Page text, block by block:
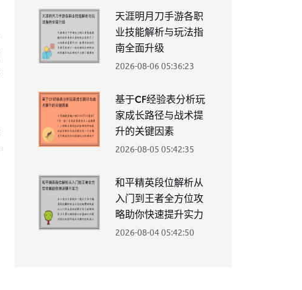
天涯明月刀手游各职
业技能解析与玩法指
南全面升级
2026-08-06 05:36:23
基于CF经验表分析玩
家成长路径与战术提
升的关键因素
2026-08-05 05:42:35
和平精英段位解析从
入门到王者全方位攻
略助你快速提升实力
2026-08-04 05:42:50